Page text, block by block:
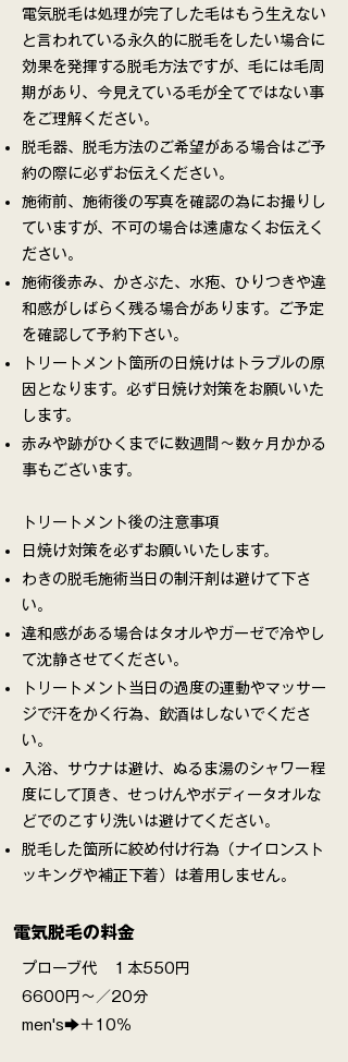
電気脱毛は処理が完了した毛はもう生えない
と言われている永久的に脱毛をしたい場合に
効果を発揮する脱毛方法ですが、毛には毛周
期があり、今見えている毛が全てではない事
をご理解ください。
脱毛器、脱毛方法のご希望がある場合はご予
約の際に必ずお伝えください。
施術前、施術後の写真を確認の為にお撮りし
ていますが、不可の場合は遠慮なくお伝えく
ださい。
施術後赤み、かさぶた、水疱、ひりつきや違
和感がしばらく残る場合があります。ご予定
を確認して予約下さい。
トリートメント箇所の日焼けはトラブルの原
因となります。必ず日焼け対策をお願いいた
します。
赤みや跡がひくまでに数週間～数ヶ月かかる
事もございます。
トリートメント後の注意事項
日焼け対策を必ずお願いいたします。
わきの脱毛施術当日の制汗剤は避けて下さ
い。
違和感がある場合はタオルやガーゼで冷やし
て沈静させてください。
トリートメント当日の過度の運動やマッサー
ジで汗をかく行為、飲酒はしないでくださ
い。
入浴、サウナは避け、ぬるま湯のシャワー程
度にして頂き、せっけんやボディータオルな
どでのこすり洗いは避けてください。
脱毛した箇所に絞め付け行為（ナイロンスト
ッキングや補正下着）は着用しません。
​電気脱毛の料金
​プローブ代 １本550円
6600円～／20分
​men's➡＋10％